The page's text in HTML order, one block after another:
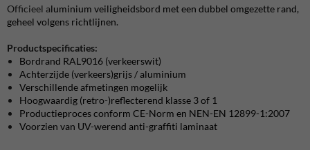
Officieel aluminium veiligheidsbord met een dubbel omgezette rand,
geheel volgens richtlijnen.
Productspecificaties:
Bordrand RAL9016 (verkeerswit)
Achterzijde (verkeers)grijs / aluminium
Verschillende afmetingen mogelijk
Hoogwaardig (retro-)reflecterend klasse 3 of 1
Productieproces conform CE-Norm en NEN-EN 12899-1:2007
Voorzien van UV-werend anti-graffiti laminaat